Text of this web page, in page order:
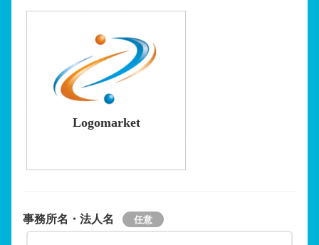
Logomarket
事務所名・法人名